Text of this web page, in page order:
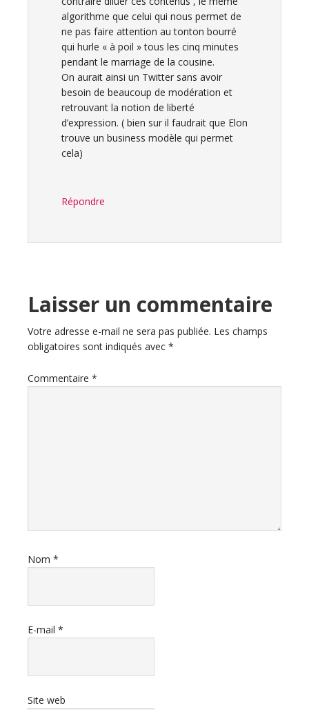
algorithme que celui qui nous permet de
ne pas faire attention au tonton bourré
qui hurle « à poil » tous les cinq minutes
pendant le marriage de la cousine.
On aurait ainsi un Twitter sans avoir
besoin de beaucoup de modération et
retrouvant la notion de liberté
d’expression. ( bien sur il faudrait que Elon
trouve un business modèle qui permet
cela)
Répondre
Laisser un commentaire
Votre adresse e-mail ne sera pas publiée. Les champs
obligatoires sont indiqués avec *
Commentaire *
Nom *
E-mail *
Site web